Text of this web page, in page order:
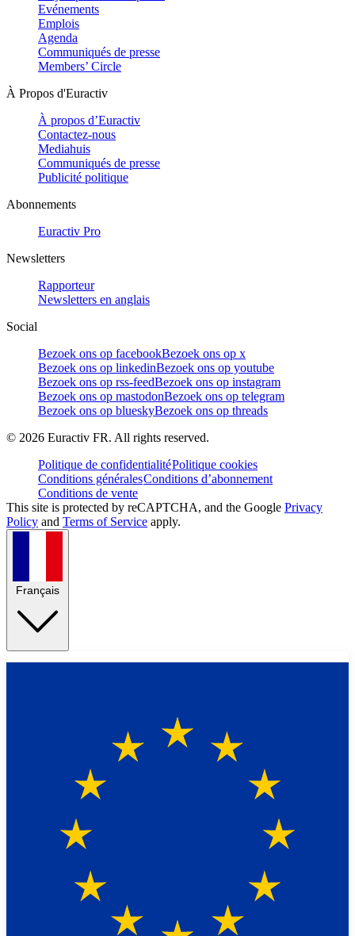
Evénements
Emplois
Agenda
Communiqués de presse
Members’ Circle
À Propos d'Euractiv
À propos d’Euractiv
Contactez-nous
Mediahuis
Communiqués de presse
Publicité politique
Abonnements
Euractiv Pro
Newsletters
Rapporteur
Newsletters en anglais
Social
Bezoek ons op facebookBezoek ons op x
Bezoek ons op linkedinBezoek ons op youtube
Bezoek ons op rss-feedBezoek ons op instagram
Bezoek ons op mastodonBezoek ons op telegram
Bezoek ons op blueskyBezoek ons op threads
© 2026 Euractiv FR. All rights reserved.
Politique de confidentialitéPolitique cookies
Conditions généralesConditions d’abonnement
Conditions de vente
This site is protected by reCAPTCHA, and the Google Privacy
Policy and Terms of Service apply.
Français